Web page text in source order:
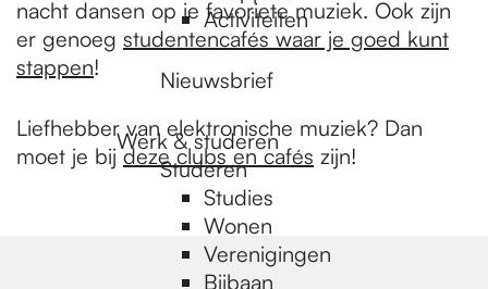
Activiteiten
Nieuwsbrief
Werk & studeren
Studeren
Studies
Wonen
Verenigingen
Bijbaan
nacht dansen op je favoriete muziek. Ook zijn
er genoeg studentencafés waar je goed kunt
stappen!
Liefhebber van elektronische muziek? Dan
moet je bijdeze clubs en cafés zijn!